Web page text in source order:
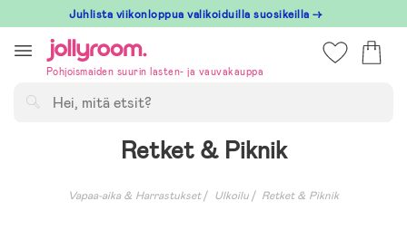
till
innehållet
Juhlista viikonloppua valikoiduilla suosikeilla →
Pohjoismaiden suurin lasten- ja vauvakauppa
Retket & Piknik
Vapaa-aika & Harrastukset Ulkoilu Retket & Piknik